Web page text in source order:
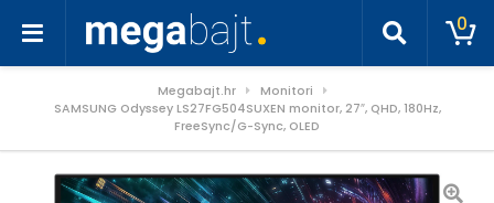
0
Megabajt.hr
Monitori
SAMSUNG Odyssey LS27FG504SUXEN monitor, 27″, QHD, 180Hz,
FreeSync/G-Sync, OLED